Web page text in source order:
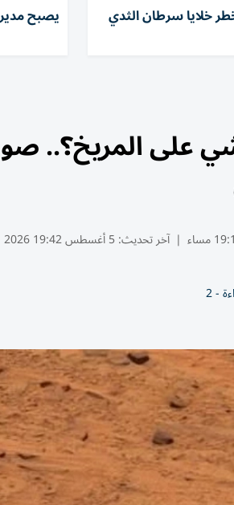
خلايا سرطان الثدي يصبح
على المريخ؟..
| آخر تحديث:5 أغسطس 19:42 2026
- 2